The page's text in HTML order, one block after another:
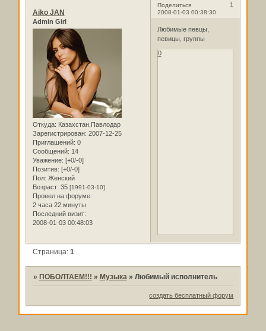
Поделиться
1
2008-01-03 00:38:30
Aiko JAN
Admin Girl
Откуда: Казахстан,Павлодар
Зарегистрирован: 2007-12-25
Приглашений: 0
Сообщений: 14
Уважение: [+0/-0]
Позитив: [+0/-0]
Пол: Женский
Возраст: 35 [1991-03-10]
Провел на форуме:
2 часа 22 минуты
Последний визит:
2008-01-03 00:48:03
Любимые певцы,
певицы, группы
0
Страница: 1
» ПОБОЛТАЕМ!!! » Музыка » Любимый исполнитель
создать бесплатный форум